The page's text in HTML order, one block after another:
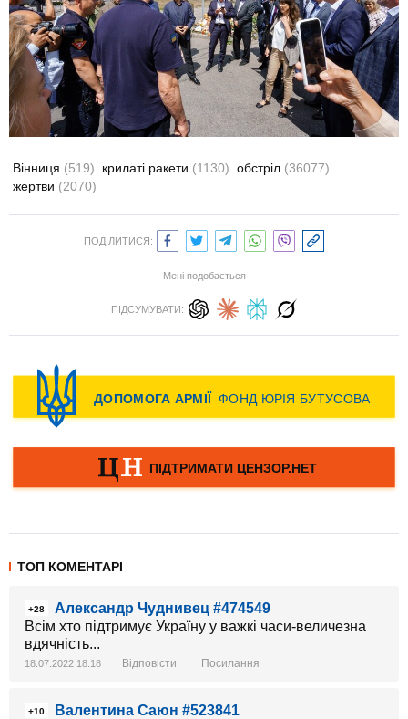
Вінниця (519) крилаті ракети (1130) обстріл (36077)
жертви (2070)
ПОДІЛИТИСЯ:
Мені подобається
ПІДСУМУВАТИ:
ТОП КОМЕНТАРІ
+28
Александр Чуднивец #474549
Всім хто підтримує Україну у важкі часи-величезна
вдячність...
18.07.2022 18:18 Відповісти Посилання
+10
Валентина Саюн #523841